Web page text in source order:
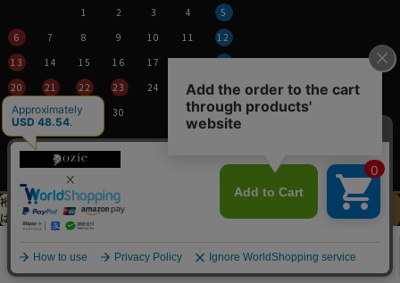
裄丈加工＆イニシャル刺繍
は
先にお選びください
この商品を
カートに入れる
1
2 3 4
5
6
7 8 9 10 11
12
13
14 15 16 17 18
19
20
21 22 23 24 25
26
27
28 29 30
営業時間：平日11時～17時
定休日：土・日・祝
その都度表示させていただきます。
Copyright © YANAGIDA ORIMONO CO.LTD. All Rights Reserved.